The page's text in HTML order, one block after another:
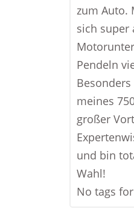
zum Auto.
sich super
Pendeln
meines
großer
und bin
Wahl!
No tags